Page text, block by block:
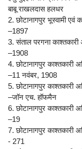
बाबू राखलदास हलधर
2. छोटानागपुर भूस्वामी एवं
–1897
3. संताल परगना काश्तकारी
–1908
4. छोटानागपुर काश्तकारी
–11 नवंबर, 1908
5. छोटानागपुर काश्तकारी
–जॉन एच. हॉफमैन
6. छोटानागपुर काश्तकारी
–19
7. छोटानागपुर काश्तकारी
- 271